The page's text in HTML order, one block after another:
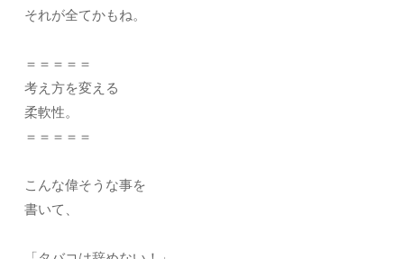
それが全てかもね。
＝＝＝＝＝
考え方を変える
柔軟性。
＝＝＝＝＝
こんな偉そうな事を
書いて、